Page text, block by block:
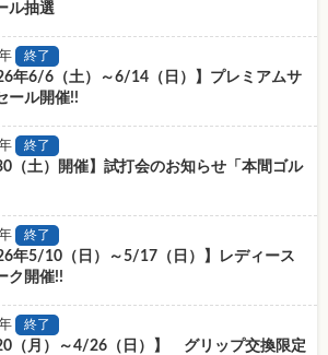
ル抽選
終了
年6/6（土）～6/14（日）】プレミアムサ
ール開催!!
終了
（土）開催】試打会のお知らせ「本間ゴル
終了
年5/10（日）～5/17（日）】レディース
ク開催!!
終了
（月）～4/26（日）】 グリップ交換限定